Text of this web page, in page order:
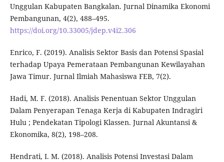
Unggulan Kabupaten Bangkalan. Jurnal Dinamika Ekonomi
Pembangunan, 4(2), 488–495.
https://doi.org/10.33005/jdep.v4i2.306
Enrico, F. (2019). Analisis Sektor Basis dan Potensi Spasial
terhadap Upaya Pemerataan Pembangunan Kewilayahan
Jawa Timur. Jurnal Ilmiah Mahasiswa FEB, 7(2).
Hadi, M. F. (2018). Analisis Penentuan Sektor Unggulan
Dalam Penyerapan Tenaga Kerja di Kabupaten Indragiri
Hulu ; Pendekatan Tipologi Klassen. Jurnal Akuntansi &
Ekonomika, 8(2), 198–208.
Hendrati, I. M. (2018). Analisis Potensi Investasi Dalam